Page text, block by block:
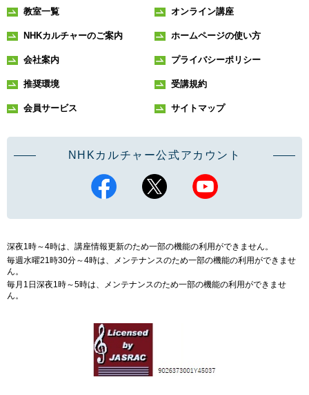
教室一覧 オンライン講座
NHKカルチャーのご案内 ホームページの使い方
会社案内 プライバシーポリシー
推奨環境 受講規約
会員サービス サイトマップ
NHKカルチャー公式アカウント
深夜1時～4時は、講座情報更新のため一部の機能の利用ができません。
毎週水曜21時30分～4時は、メンテナンスのため一部の機能の利用ができませ
ん。
毎月1日深夜1時～5時は、メンテナンスのため一部の機能の利用ができませ
ん。